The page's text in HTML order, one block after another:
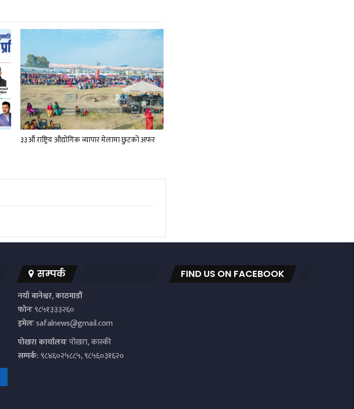
३३औं राष्ट्रिय औद्योगिक व्यापार मेलामा छुटको अफर
सम्पर्क
नयाँ बानेश्वर, काठमाडौं
फोनः९८५१३३३२६०
इमेलःsafalnews@gmail.com
पाेखरा कार्यालयःपोखरा, कास्की
सम्पर्क:९८४६०२५८८५, ९८५६०३१६२०
FIND US ON FACEBOOK